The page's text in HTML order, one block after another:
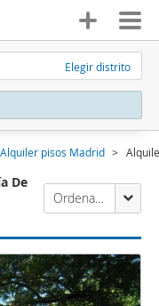
Elegir distrito
Alquiler pisos Madrid
De
Ordenación Enalquiler